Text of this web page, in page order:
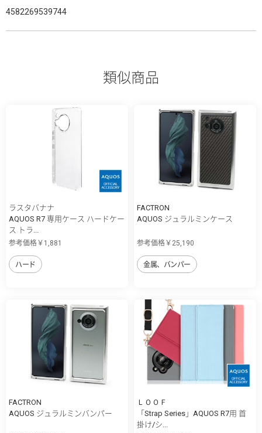
4582269539744
類似商品
ラスタバナナ
AQUOS R7 専用ケース ハードケー
ス トラ...
参考価格￥1,881
ハード
FACTRON
AQUOS ジュラルミンケース
参考価格￥25,190
金属、バンパー
FACTRON
AQUOS ジュラルミンバンパー
ＬＯＯＦ
「Strap Series」AQUOS R7用 首
掛け/シ...